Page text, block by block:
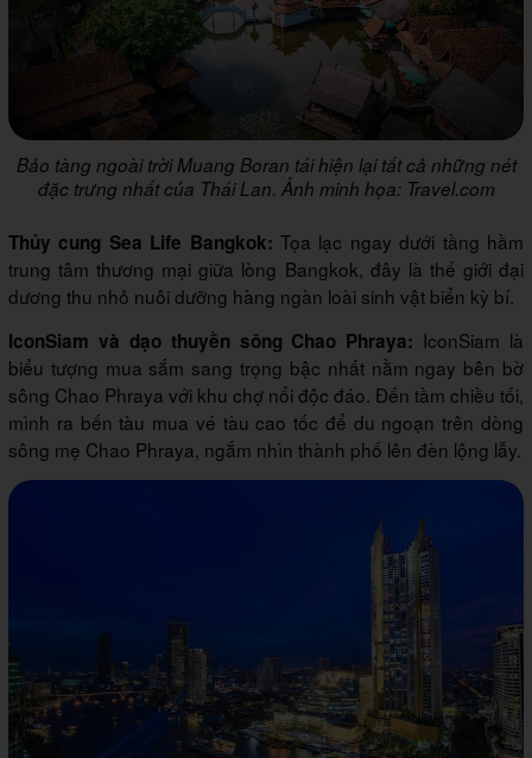
Bảo tàng ngoài trời Muang Boran tái hiện lại tất cả những nét
đặc trưng nhất của Thái Lan. Ảnh minh họa: Travel.com
Thủy cung Sea Life Bangkok: Tọa lạc ngay dưới tầng hầm
trung tâm thương mại giữa lòng Bangkok, đây là thế giới đại
dương thu nhỏ nuôi dưỡng hàng ngàn loài sinh vật biển kỳ bí.
IconSiam và dạo thuyền sông Chao Phraya: IconSiam là
biểu tượng mua sắm sang trọng bậc nhất nằm ngay bên bờ
sông Chao Phraya với khu chợ nổi độc đáo. Đến tầm chiều tối,
mình ra bến tàu mua vé tàu cao tốc để du ngoạn trên dòng
sông mẹ Chao Phraya, ngắm nhìn thành phố lên đèn lộng lẫy.